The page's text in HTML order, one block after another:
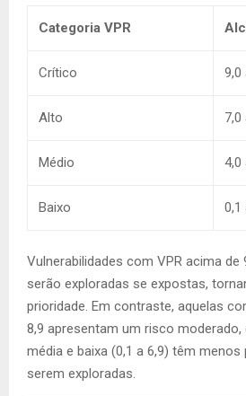
Categoria VPR
Crítico 9,0
Alto 7,0
Médio 4,0
Baixo 0,1
Vulnerabilidades com VPR acima de
serão exploradas se expostas,
prioridade. Em contraste, aquelas
8,9 apresentam um risco
média e baixa (0,1 a 6,9) têm menos
serem exploradas.